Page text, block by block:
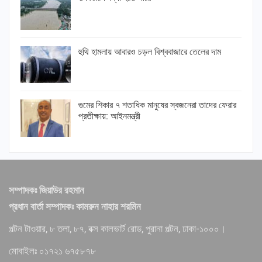
হুথি হামলায় আবারও চড়ল বিশ্ববাজারে তেলের দাম
গুমের শিকার ৭ শতাধিক মানুষের স্বজনেরা তাদের ফেরার
প্রতীক্ষায়: আইনমন্ত্রী
সম্পাদকঃ জিয়াউর রহমান
প্রধান বার্তা সম্পাদকঃ কামরুন নাহার শরমিন
পল্টন টাওয়ার, ৮ তলা, ৮৭, বক্স কালভার্ট রোড, পুরানা পল্টন, ঢাকা-১০০০।
মোবাইলঃ ০১৭২১ ৬৭৫৮৭৮